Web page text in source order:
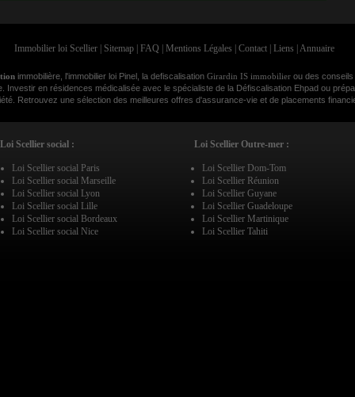
Immobilier loi Scellier Sitemap FAQ Mentions Légales Contact Liens Annuaire
immobilière, l'immobilier loi Pinel, la defiscalisation Girardin IS immobilier ou des
Investir en résidences médicalisée avec le spécialiste de la Défiscalisation Ehpad ou
Retrouvez une sélection des meilleures offres d'assurance-vie et de placements
Loi Scellier social :
Loi Scellier social Paris
Loi Scellier social Marseille
Loi Scellier social Lyon
Loi Scellier social Lille
Loi Scellier social Bordeaux
Loi Scellier social Nice
Loi Scellier Outre-mer :
Loi Scellier Dom-Tom
Loi Scellier Réunion
Loi Scellier Guyane
Loi Scellier Guadeloupe
Loi Scellier Martinique
Loi Scellier Tahiti